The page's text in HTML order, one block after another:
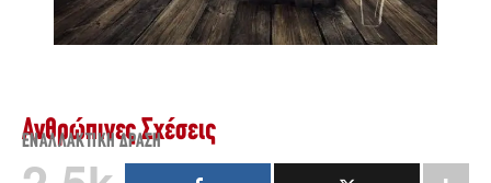
Ανθρώπινες Σχέσεις
ΕΝΑΛΛΑΚΤΙΚΉ ΔΡΆΣΗ